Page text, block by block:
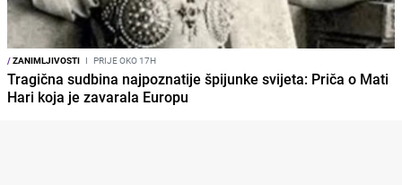
/ZANIMLJIVOSTI I PRIJE OKO 17H
Tragična sudbina najpoznatije špijunke svijeta: Priča o Mati
Hari koja je zavarala Europu